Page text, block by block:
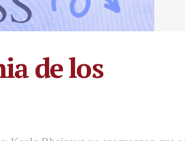
de los